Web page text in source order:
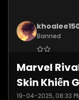
Banned
Posts:5577
Marvel
Skin Khiến
19-04-2025, 08:33